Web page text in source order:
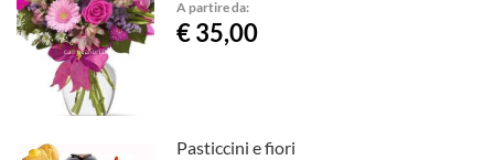
A partire da:
€ 35,00
Pasticcini e fiori